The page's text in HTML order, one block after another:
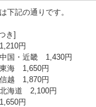
下記の通りです。
き]
円
国・近畿 1,430円
海 1,650円
越 1,870円
海道 2,100円
円